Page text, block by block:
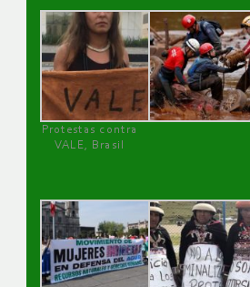
Protestas contra
VALE, Brasil